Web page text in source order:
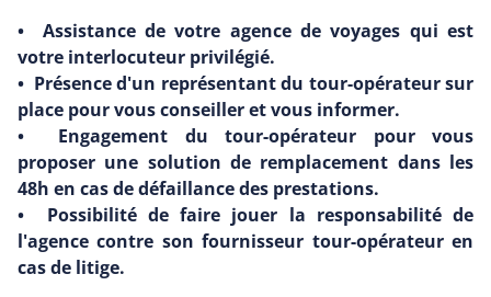
• Assistance de votre agence de voyages qui est
votre interlocuteur privilégié.
• Présence d'un représentant du tour-opérateur sur
place pour vous conseiller et vous informer.
• Engagement du tour-opérateur pour vous
proposer une solution de remplacement dans les
48h en cas de défaillance des prestations.
• Possibilité de faire jouer la responsabilité de
l'agence contre son fournisseur tour-opérateur en
cas de litige.